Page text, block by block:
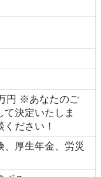
円 ※あなたのご
て決定いたしま
ださい！
、厚生年金、労災